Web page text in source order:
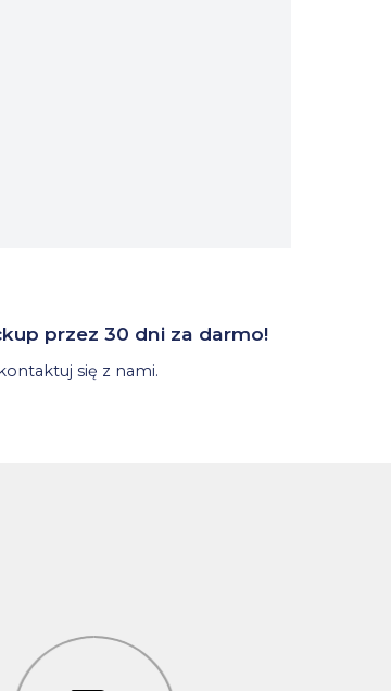
przez 30 dni za darmo!
się z nami.